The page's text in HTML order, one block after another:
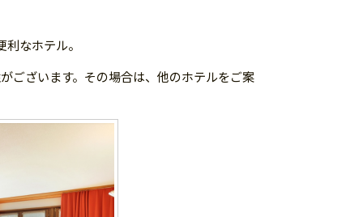
なホテル。
ございます。その場合は、他のホテルをご案